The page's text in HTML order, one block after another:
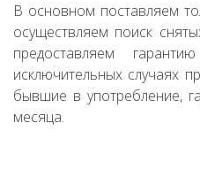
В основном поставляем
осуществляем поиск
предоставляем
исключительных случаях
бывшие в употребление,
месяца.